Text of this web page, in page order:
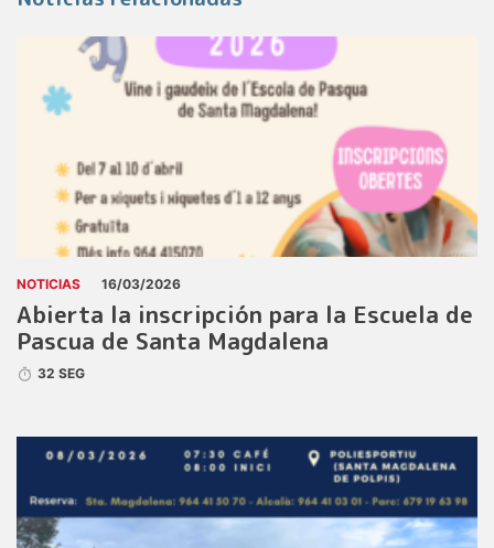
NOTICIAS 16/03/2026
Abierta la inscripción para la Escuela de
Pascua de Santa Magdalena
32 SEG